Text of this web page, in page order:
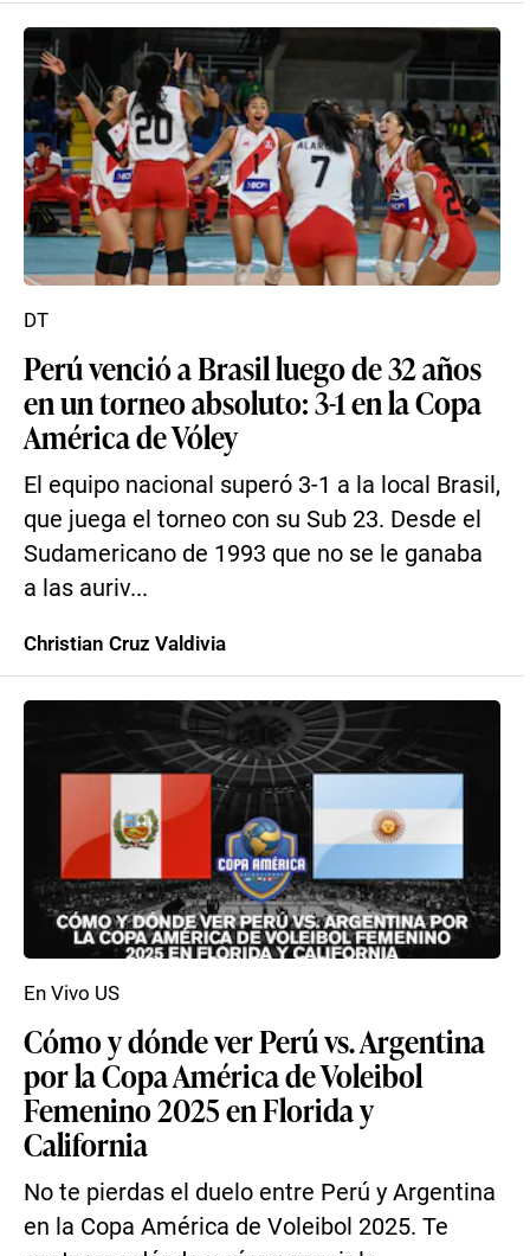
Perú venció a Brasil luego de 32 años
en un torneo absoluto: 3-1 en la Copa
América de Vóley
El equipo nacional superó 3-1 a la local Brasil,
que juega el torneo con su Sub 23. Desde el
Sudamericano de 1993 que no se le ganaba
a las auriv...
DT
Christian Cruz Valdivia
Cómo y dónde ver Perú vs. Argentina
por la Copa América de Voleibol
Femenino 2025 en Florida y
California
No te pierdas el duelo entre Perú y Argentina
en la Copa América de Voleibol 2025. Te
En Vivo US